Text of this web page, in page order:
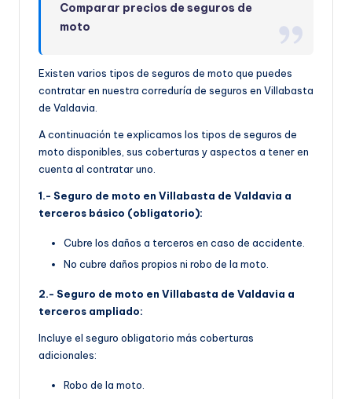
Comparar precios de seguros de
moto
Existen varios tipos de seguros de moto que puedes
contratar en nuestra correduría de seguros en Villabasta
de Valdavia.
A continuación te explicamos los tipos de seguros de
moto disponibles, sus coberturas y aspectos a tener en
cuenta al contratar uno.
1.- Seguro de moto en Villabasta de Valdavia a
terceros básico (obligatorio):
Cubre los daños a terceros en caso de accidente.
No cubre daños propios ni robo de la moto.
2.- Seguro de moto en Villabasta de Valdavia a
terceros ampliado:
Incluye el seguro obligatorio más coberturas
adicionales:
Robo de la moto.